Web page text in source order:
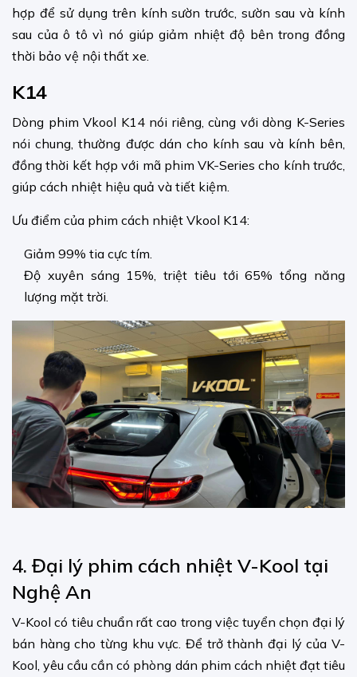
hợp để sử dụng trên kính sườn trước, sườn sau và kính
sau của ô tô vì nó giúp giảm nhiệt độ bên trong đồng
thời bảo vệ nội thất xe.
K14
Dòng phim Vkool K14 nói riêng, cùng với dòng K-Series
nói chung, thường được dán cho kính sau và kính bên,
đồng thời kết hợp với mã phim VK-Series cho kính trước,
giúp cách nhiệt hiệu quả và tiết kiệm.
Ưu điểm của phim cách nhiệt Vkool K14:
Giảm 99% tia cực tím.
Độ xuyên sáng 15%, triệt tiêu tới 65% tổng năng
lượng mặt trời.
4. Đại lý phim cách nhiệt V-Kool tại
Nghệ An
V-Kool có tiêu chuẩn rất cao trong việc tuyển chọn đại lý
bán hàng cho từng khu vực. Để trở thành đại lý của V-
Kool, yêu cầu cần có phòng dán phim cách nhiệt đạt tiêu